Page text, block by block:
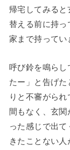
帰宅してみる
替える前に持
家まで持ってい
呼び鈴を鳴らし
たー」と告げ
りと不審がら
間もなく、玄
った感じで出
きたことない